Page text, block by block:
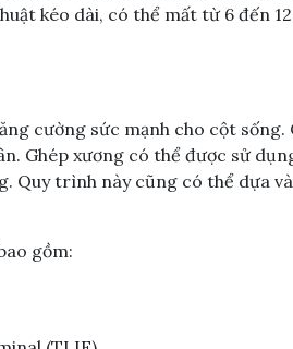
kéo dài, có thể mất từ ​​6 đến
cường sức mạnh cho cột sống.
Ghép xương có thể được sử
Quy trình này cũng có thể dựa
gồm: